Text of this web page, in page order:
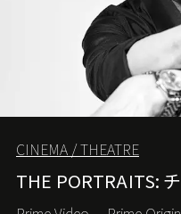
CINEMA / THEATRE
THE PORTRAITS: